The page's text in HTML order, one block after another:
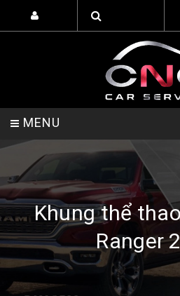
MENU
TRANG CHỦ DỊCH VỤ
HỖ TRỢ SETUP GARA
Khung thể
Ranger